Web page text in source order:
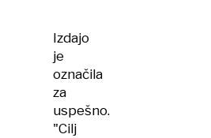
Izdajo
je
označila
za
uspešno.
"Cilj